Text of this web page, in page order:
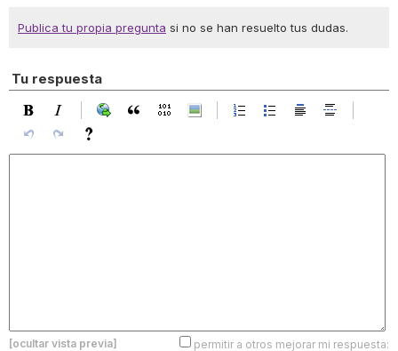
Publica tu propia pregunta si no se han resuelto tus dudas.
Tu respuesta
[ocultar vista previa]
permitir a otros mejorar mi respuesta: